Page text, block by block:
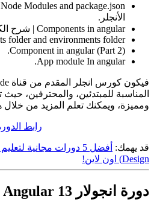
الأنجلر.
Components in angular | شرح الكومبونت في الأنجلر.
folder and environments folder.
Component in angular (Part 2).
App module In angular.
المناسبة للمبتدئين، والمحترفين،
ومميزة، ويمكنك تعلم المزيد من خلال
رابط
قد يهمك:
Design) اون لاين!
دورة انجولار 13 Angular – منحة ITI